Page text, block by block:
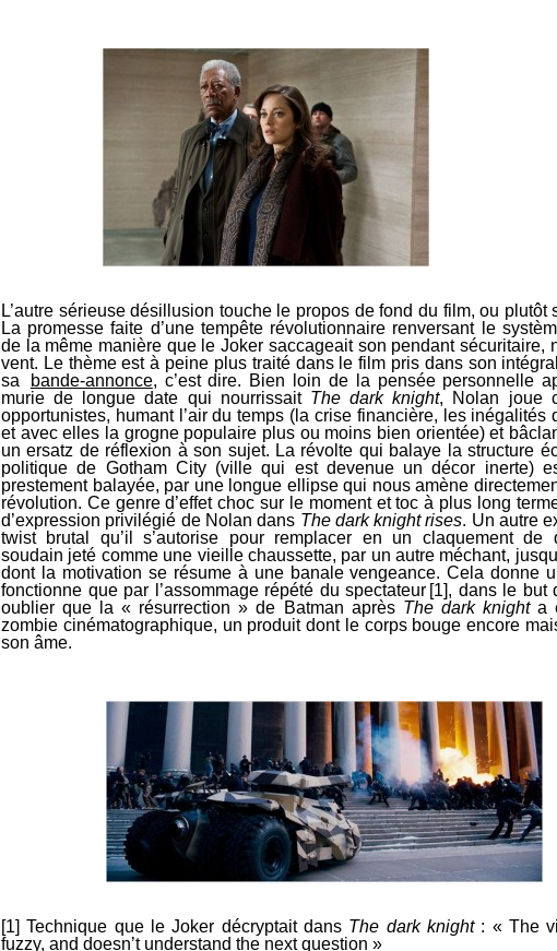
L’autre sérieuse désillusion touche le propos de fond du film, ou plutôt
La promesse faite d’une tempête révolutionnaire renversant le
de la même manière que le Joker saccageait son pendant sécuritaire,
vent. Le thème est à peine plus traité dans le film pris dans son
sa
bande-annonce, c’est dire. Bien loin de la pensée personnelle
murie de longue date qui nourrissait The dark knight, Nolan joue
opportunistes, humant l’air du temps (la crise financière, les inégalités
et avec elles la grogne populaire plus ou moins bien orientée) et
un ersatz de réflexion à son sujet. La révolte qui balaye la structure
politique de Gotham City (ville qui est devenue un décor inerte)
prestement balayée, par une longue ellipse qui nous amène
révolution. Ce genre d’effet choc sur le moment et toc à plus long
d’expression privilégié de Nolan dans The dark knight rises. Un autre
twistbrutal qu’il s’autorise pour remplacer en un claquement de
soudain jeté comme une vieille chaussette, par un autre méchant,
dont la motivation se résume à une banale vengeance. Cela donne
fonctionne que par l’assommage répété du spectateur [1], dans le but
oublier que la « résurrection » de Batman après The dark knighta
zombie cinématographique, un produit dont le corps bouge encore
son âme.
[1] Technique que le Joker décryptait dans The dark knight : « The
fuzzy, and doesn’t understand the next question »